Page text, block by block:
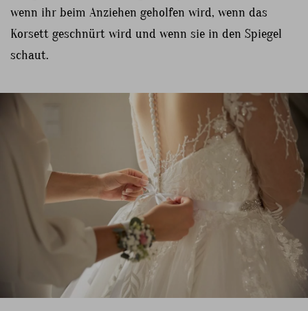
wenn ihr beim Anziehen geholfen wird, wenn das
Korsett geschnürt wird und wenn sie in den Spiegel
schaut.